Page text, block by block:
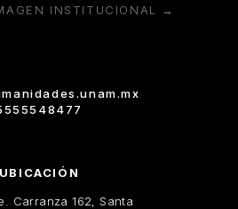
INSTITUCIONAL →
UBICACIÓN
Carranza 162, Santa